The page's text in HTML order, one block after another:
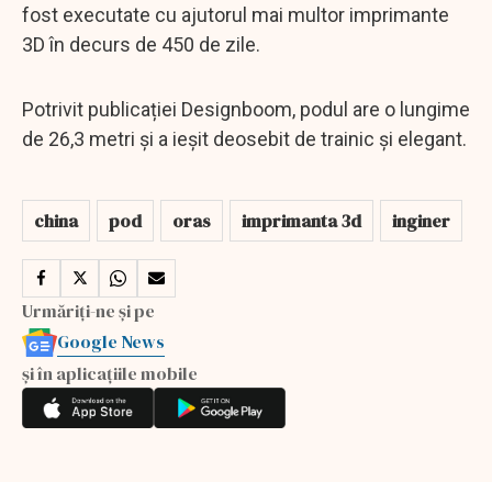
fost executate cu ajutorul mai multor imprimante
3D în decurs de 450 de zile.
Potrivit publicației Designboom, podul are o lungime
de 26,3 metri și a ieșit deosebit de trainic și elegant.
china pod oras imprimanta 3d inginer
Urmăriți-ne și pe
Google News
și în aplicațiile mobile